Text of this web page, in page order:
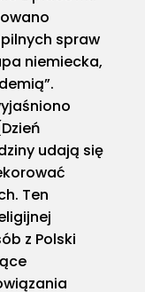
spraw
niemiecka,
udają się
Ten
z Polski